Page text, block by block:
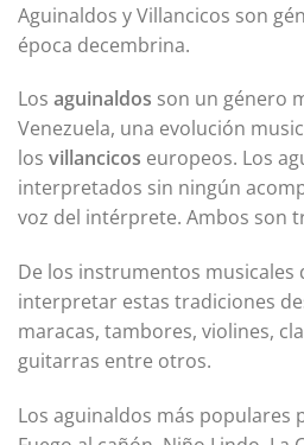
Aguinaldos y Villancicos son
época decembrina.
Los aguinaldos son un género
Venezuela, una evolución
los villancicos europeos. Los
interpretados sin ningún
voz del intérprete. Ambos son
De los instrumentos musicales
interpretar estas tradiciones
maracas, tambores, violines,
guitarras entre otros.
Los aguinaldos más populares